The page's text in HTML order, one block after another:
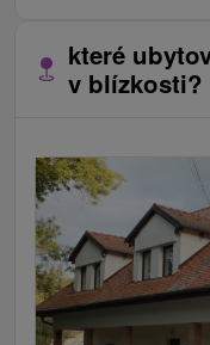
které
v blízkosti?